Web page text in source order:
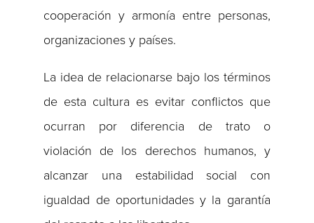
cooperación y armonía entre personas,
organizaciones y países.
La idea de relacionarse bajo los términos
de esta cultura es evitar conflictos que
ocurran por diferencia de trato o
violación de los derechos humanos, y
alcanzar una estabilidad social con
igualdad de oportunidades y la garantía